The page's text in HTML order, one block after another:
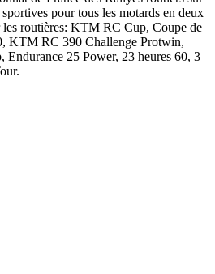
pour tous les motards en deux
les routières: KTM RC Cup, Coupe de
KTM RC 390 Challenge Protwin,
25 Power, 23 heures 60, 3